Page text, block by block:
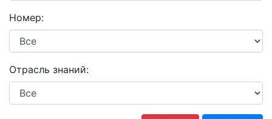
Номер:
Отрасль знаний: